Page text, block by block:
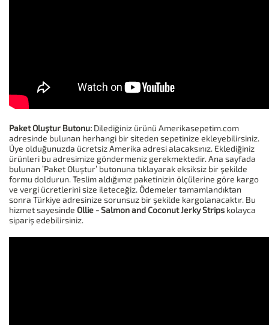
Paket Oluştur Butonu: Dilediğiniz ürünü Amerikasepetim.com
adresinde bulunan herhangi bir siteden sepetinize ekleyebilirsiniz.
Üye olduğunuzda ücretsiz Amerika adresi alacaksınız. Eklediğiniz
ürünleri bu adresimize göndermeniz gerekmektedir. Ana sayfada
bulunan ’Paket Oluştur’ butonuna tıklayarak eksiksiz bir şekilde
formu doldurun. Teslim aldığımız paketinizin ölçülerine göre kargo
ve vergi ücretlerini size ileteceğiz. Ödemeler tamamlandıktan
sonra Türkiye adresinize sorunsuz bir şekilde kargolanacaktır. Bu
hizmet sayesinde Ollie - Salmon and Coconut Jerky Strips kolayca
sipariş edebilirsiniz.